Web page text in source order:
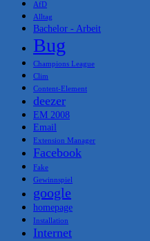
AfD
Alltag
Bachelor - Arbeit
Bug
Champions League
Clim
Content-Element
deezer
EM 2008
Email
Extension Manager
Facebook
Fake
Gewinnspiel
google
homepage
Installation
Internet